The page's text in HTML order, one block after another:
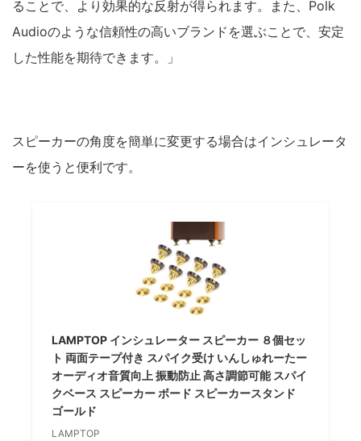
ることで、より効果的な反射が得られます。また、Polk
Audioのような信頼性の高いブランドを選ぶことで、安定
した性能を期待できます。」
スピーカーの角度を簡単に変更する場合はインシュレータ
ーを使うと便利です。
LAMPTOP インシュレーター スピーカー ８個セッ
ト 両面テープ付き スパイク受け いんしゅれーたー
オーディオ音質向上 振動防止 高さ調節可能 スパイ
クベース スピーカー ボード スピーカースタンド
ゴールド
LAMPTOP